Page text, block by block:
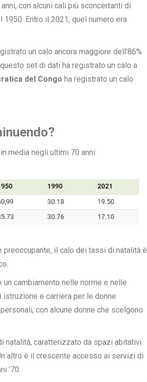
con alcuni cali più sconcertanti di
Entro il 2021, quel numero era
un calo ancora maggiore dell’86%
set di dati ha registrato un calo a
del Congo ha registrato un calo
media negli ultimi 70 anni:
il calo dei tassi di natalità è
cambiamento nelle norme e nelle
e carriera per le donne
con alcune donne che scelgono
natalità, caratterizzato da spazi abitativi
altro è il crescente accesso ai servizi di
’70.